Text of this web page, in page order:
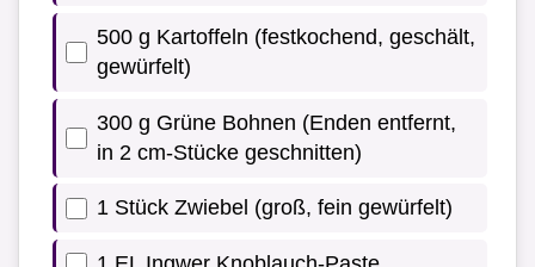
500 g Kartoffeln (festkochend, geschält,
gewürfelt)
300 g Grüne Bohnen (Enden entfernt,
in 2 cm-Stücke geschnitten)
1 Stück Zwiebel (groß, fein gewürfelt)